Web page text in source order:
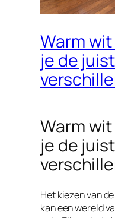
Warm
je de
Warm
je de
Het kiezen van
kan een wereld